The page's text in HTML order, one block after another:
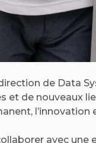
de Data
et de nouveaux
l’innovation
avec